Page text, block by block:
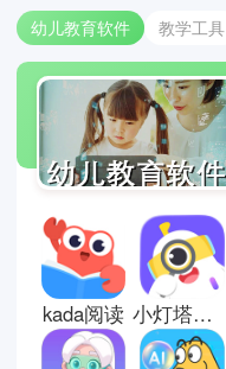
幼儿教育软件 教学工具
kada阅读 小灯塔育儿英语启蒙动画